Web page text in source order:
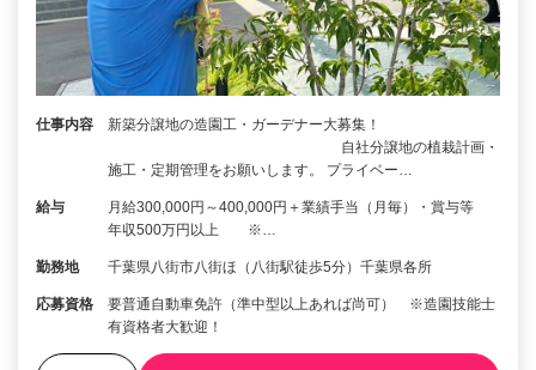
仕事内容
新築分譲地の造園工・ガーデナー大募集！
自社分譲地の植栽計画・
施工・定期管理をお願いします。 プライベー…
給与
月給300,000円～400,000円＋業績手当（月毎）・賞与等
年収500万円以上 ※…
勤務地 千葉県八街市八街ほ（八街駅徒歩5分）千葉県各所
応募資格
要普通自動車免許（準中型以上あれば尚可） ※造園技能士
有資格者大歓迎！